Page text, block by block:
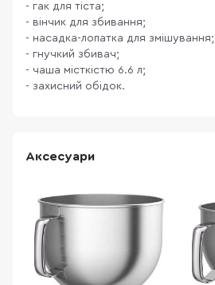
- гак для тіста;
- вінчик для збивання;
- насадка-лопатка для змішування;
- гнучкий збивач;
- чаша місткістю 6.6 л;
- захисний обідок.
Аксесуари